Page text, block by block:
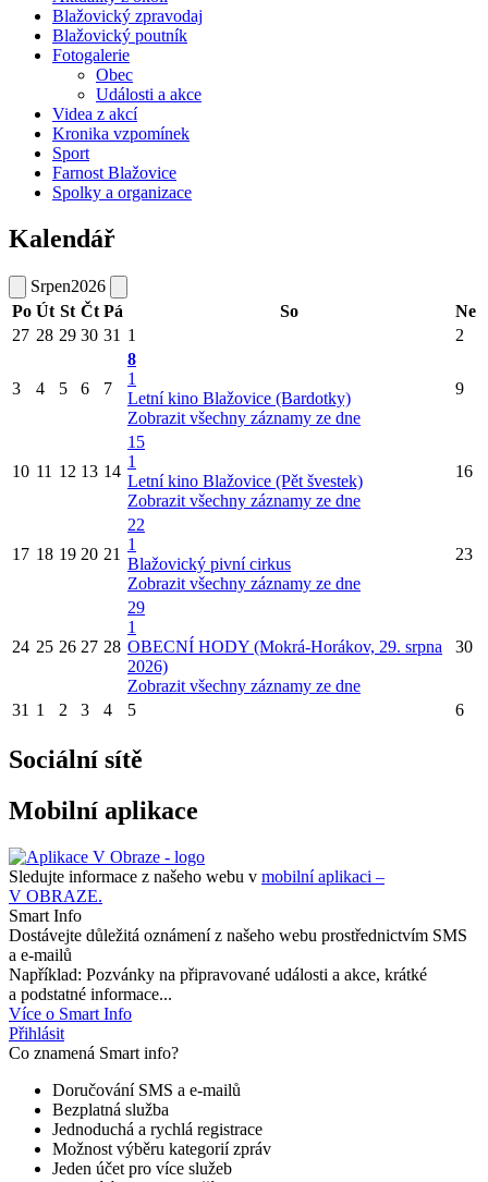
Blažovický zpravodaj
Blažovický poutník
Fotogalerie
Obec
Události a akce
Videa z akcí
Kronika vzpomínek
Sport
Farnost Blažovice
Spolky a organizace
Kalendář
Srpen2026
Po Út St Čt Pá So
Ne
27 28 29 30 31 1 2
3 4 5 6 7
8
1
Letní kino Blažovice (Bardotky)
Zobrazit všechny záznamy ze dne
9
10 11 12 13 14
15
1
Letní kino Blažovice (Pět švestek)
Zobrazit všechny záznamy ze dne
16
17 18 19 20 21
22
1
Blažovický pivní cirkus
Zobrazit všechny záznamy ze dne
23
24 25 26 27 28
29
1
OBECNÍ HODY (Mokrá-Horákov, 29. srpna
2026)
Zobrazit všechny záznamy ze dne
30
31 1 2 3 4 5 6
Sociální sítě
Mobilní aplikace
Sledujte informace z našeho webu v mobilní aplikaci –
V OBRAZE.
Smart Info
Dostávejte důležitá oznámení z našeho webu prostřednictvím SMS
a e-mailů
Například: Pozvánky na připravované události a akce, krátké
a podstatné informace...
Více o Smart Info
Přihlásit
Co znamená Smart info?
Doručování SMS a e-mailů
Bezplatná služba
Jednoduchá a rychlá registrace
Možnost výběru kategorií zpráv
Jeden účet pro více služeb